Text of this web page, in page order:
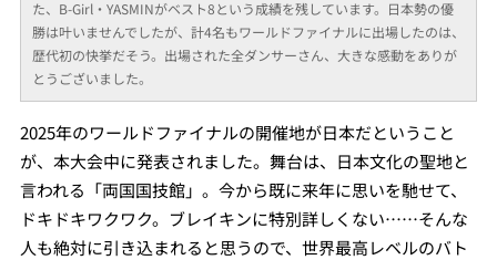
た、B-Girl・YASMINがベスト8という成績を残しています。日本勢の優
勝は叶いませんでしたが、計4名もワールドファイナルに出場したのは、
歴代初の快挙だそう。出場された全ダンサーさん、大きな感動をありが
とうございました。
2025年のワールドファイナルの開催地が日本だということ
が、本大会中に発表されました。舞台は、日本文化の聖地と
言われる「両国国技館」。今から既に来年に思いを馳せて、
ドキドキワクワク。ブレイキンに特別詳しくない……そんな
人も絶対に引き込まれると思うので、世界最高レベルのバト